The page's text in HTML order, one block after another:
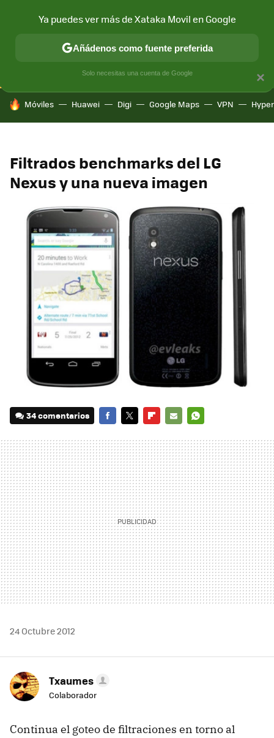
CONECTIVIDAD MÓVIL Y SOCIEDAD APLICACIONES
HOY SE HABLA DE
Móviles Huawei Digi Google Maps VPN
Filtrados benchmarks del LG
Nexus y una nueva imagen
34 comentarios
MAIL
24 Octubre 2012
Txaumes
Colaborador
Continua el goteo de filtraciones en torno al
×
Ya puedes ver más de Xataka Movil en Google
Añádenos como fuente preferida
Solo necesitas una cuenta de Google